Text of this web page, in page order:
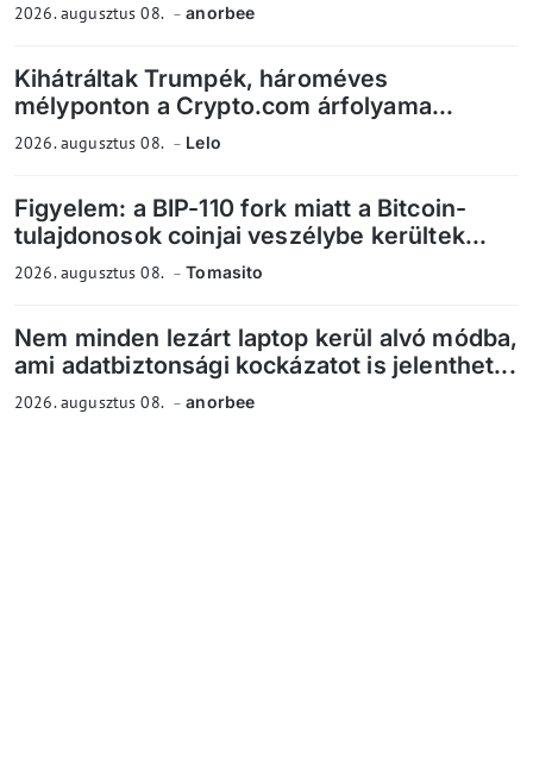
2026. augusztus 08. anorbee
Kihátráltak Trumpék, hároméves
mélyponton a Crypto.com árfolyama...
2026. augusztus 08. Lelo
Figyelem: a BIP-110 fork miatt a Bitcoin-
tulajdonosok coinjai veszélybe kerültek...
2026. augusztus 08. Tomasito
Nem minden lezárt laptop kerül alvó módba,
ami adatbiztonsági kockázatot is jelenthet...
2026. augusztus 08. anorbee